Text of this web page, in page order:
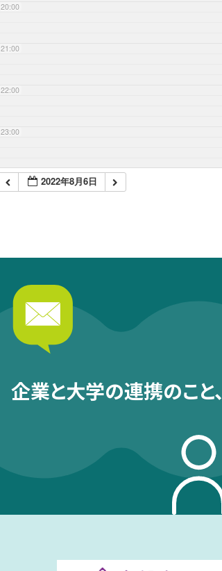
20:00
21:00
22:00
23:00
2022年8月6日
企業と大学の連携のこと、